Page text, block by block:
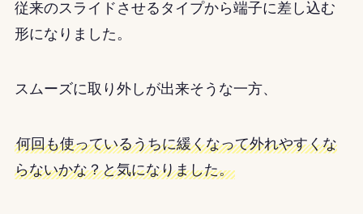
従来のスライドさせるタイプから端子に差し込む
形になりました。
スムーズに取り外しが出来そうな一方、
何回も使っているうちに緩くなって外れやすくな
らないかな？と気になりました。